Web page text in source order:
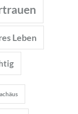
Leben